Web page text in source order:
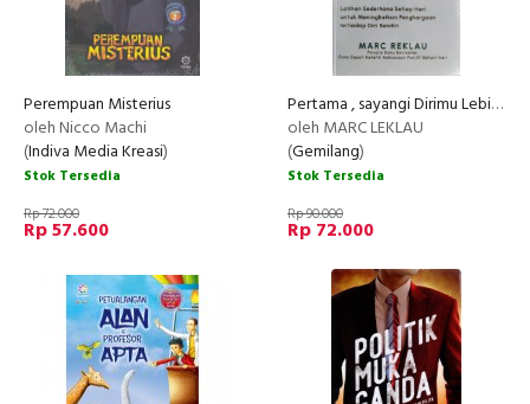
Perempuan Misterius
oleh Nicco Machi
(Indiva Media Kreasi)
Stok Tersedia
Rp 72.000
Rp 57.600
Pertama , sayangi Dirimu Lebih Dahulu
oleh MARC LEKLAU
(Gemilang)
Stok Tersedia
Rp 90.000
Rp 72.000